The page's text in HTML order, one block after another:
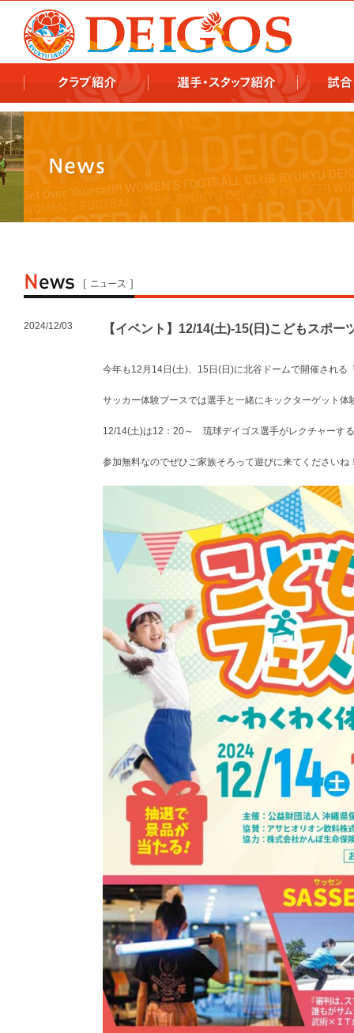
2024/12/03 【イベント】12/14(土)-15(日)こどもスポ
今年も12月14日(土)、15日(日)に北谷ドームで開催され
サッカー体験ブースでは選手と一緒にキックターゲット
12/14(土)は12：20～ 琉球デイゴス選手がレクチャーす
参加無料なのでぜひご家族そろって遊びに来てくださいね